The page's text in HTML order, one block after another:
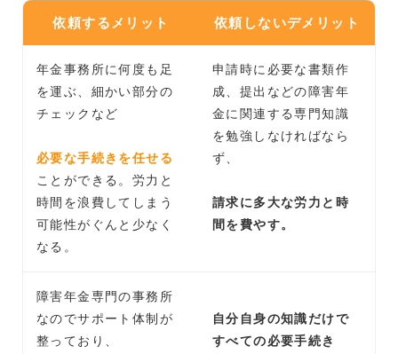
依頼するメリット 依頼しないデメリット
年金事務所に何度も足
を運ぶ、細かい部分の
チェックなど
必要な手続きを任せる
ことができる。労力と
時間を浪費してしまう
可能性がぐんと少なく
なる。
申請時に必要な書類作
成、提出などの障害年
金に関連する専門知識
を勉強しなければなら
ず、
請求に多大な労力と時
間を費やす。
障害年金専門の事務所
なのでサポート体制が
整っており、
自分自身の知識だけで
すべての必要手続き